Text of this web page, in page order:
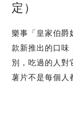
定）
樂事「皇家伯爵
款新推出的口味
別，吃過的人對
薯片不是每個人